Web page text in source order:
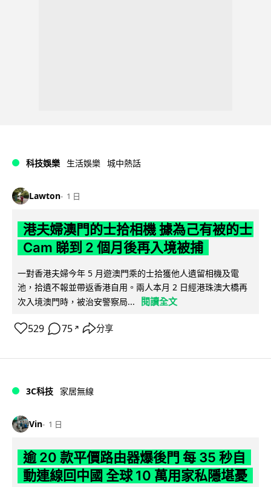
科技娛樂 生活娛樂 城中熱話
Lawton 1 日
港夫婦澳門的士拾相機 據為己有被的士
Cam 睇到 2 個月後再入境被捕
一對香港夫婦今年 5 月遊澳門乘的士拾獲他人遺留相機及電
池，拾遺不報並帶返香港自用。兩人本月 2 日經港珠澳大橋再
次入境澳門時，被治安警察局...
閱讀全文
529 75 ↗ 分享
3C科技 家居無線
Vin 1 日
逾 20 款平價路由器爆後門 每 35 秒自
動連線回中國 全球 10 萬用家私隱堪憂